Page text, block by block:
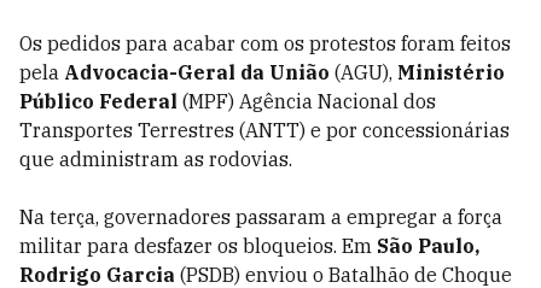
Os pedidos para acabar com os protestos foram feitos
pela Advocacia-Geral da União (AGU), Ministério
Público Federal (MPF) Agência Nacional dos
Transportes Terrestres (ANTT) e por concessionárias
que administram as rodovias.
Na terça, governadores passaram a empregar a força
militar para desfazer os bloqueios. Em São Paulo,
Rodrigo Garcia (PSDB) enviou o Batalhão de Choque